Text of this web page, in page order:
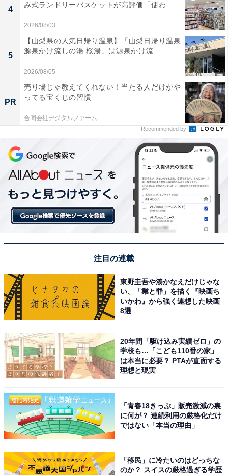
4
み式ランドリーバスケットが高評価「使わ...
2026/08/03
5
【山梨県の人気日帰り温泉】「山梨日帰り温泉
源泉かけ流しの湯 桜湯」は源泉かけ流...
2026/08/05
PR
売り場じゃ教えてくれない！当たる人だけがや
ってる宝くじの習慣
合同会社デジタルファーム
Recommended by
注目の連載
東野圭吾や湊かなえだけじゃな
い、「業と罪」を描く『映画ち
いかわ』から強く連想した映画
8選
20年間「駆け込み実績ゼロ」の
学校も…「こども110番の家」
は本当に必要？ PTAが直面する
理想と現実
「青春18きっぷ」販売激減の裏
に何が？ 連続利用の厳格化だけ
ではない「本当の理由」
「移民」に冷たいのはどっちな
のか？ スイスの厳格過ぎる学歴